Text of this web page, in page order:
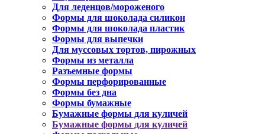
Для леденцов/мороженого
Формы для шоколада силикон
Формы для шоколада пластик
Формы для выпечки
Для муссовых тортов, пирожных
Формы из металла
Разъемные формы
Формы перфорированные
Формы без дна
Формы бумажные
Бумажные формы для куличей
Бумажные формы для куличей